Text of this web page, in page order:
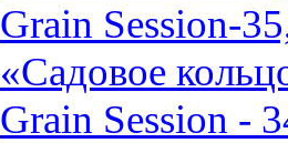
Grain Session-
«Садовое
Grain Session -